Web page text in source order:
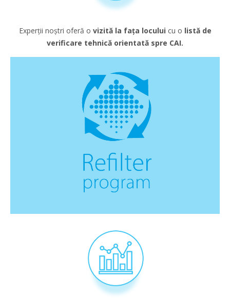
Experții noștri oferă o vizită la fața locului cu o listă de
verificare tehnică orientată spre CAI.